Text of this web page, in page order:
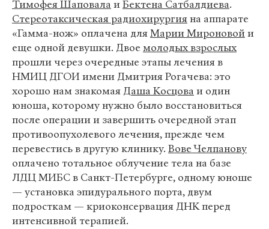
Тимофея Шаповала иБектена Сатбалдиева.
Стереотаксическая радиохирургияна аппарате
«Гамма-нож» оплачена дляМарии Мироновойи
еще одной девушки. Двое молодых взрослых
прошли через очередные этапы лечения в
НМИЦ ДГОИ имени Дмитрия Рогачева: это
хорошо нам знакомая Даша Косцова и один
юноша, которому нужно было восстановиться
после операции и завершить очередной этап
противоопухолевого лечения, прежде чем
перевестись в другую клинику. Вове Челпанову
оплачено тотальное облучение тела на базе
ЛДЦ МИБС в Санкт-Петербурге, одному юноше
— установка эпидурального порта, двум
подросткам — криоконсервация ДНК перед
интенсивной терапией.